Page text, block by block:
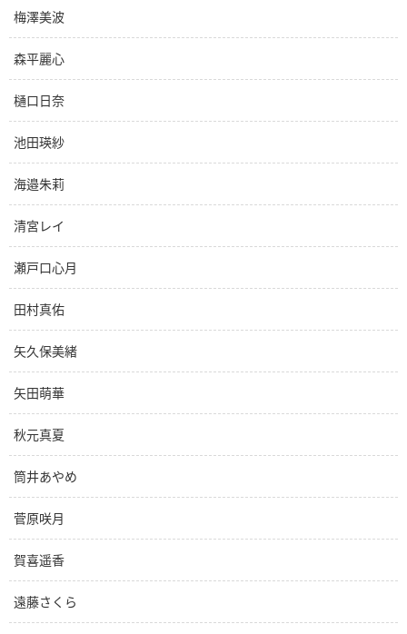
梅澤美波
森平麗心
樋口日奈
池田瑛紗
海邉朱莉
清宮レイ
瀬戸口心月
田村真佑
矢久保美緒
矢田萌華
秋元真夏
筒井あやめ
菅原咲月
賀喜遥香
遠藤さくら